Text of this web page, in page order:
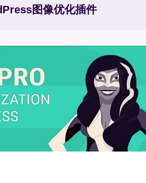
图像优化插件